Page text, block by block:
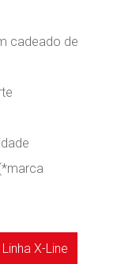
cadeado de
X-Line